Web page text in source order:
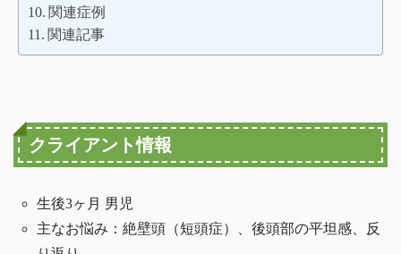
関連症例
関連記事
クライアント情報
生後3ヶ月 男児
主なお悩み：絶壁頭（短頭症）、後頭部の平坦感、反